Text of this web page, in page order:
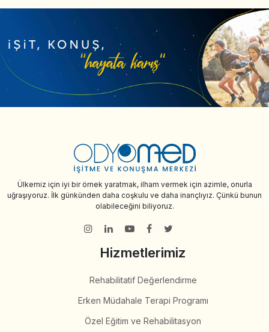
Ülkemiz için iyi bir örnek yaratmak, ilham vermek için azimle, onurla
uğraşıyoruz. İlk günkünden daha coşkulu ve daha inançlıyız. Çünkü bunun
olabileceğini biliyoruz.
Hizmetlerimiz
Rehabilitatif Değerlendirme
Erken Müdahale Terapi Programı
Özel Eğitim ve Rehabilitasyon